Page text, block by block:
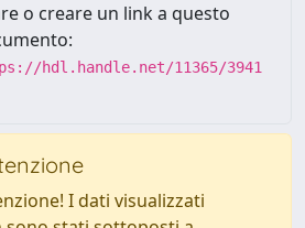
o creare un link a questo
hdl.handle.net/11365/3941
I dati visualizzati